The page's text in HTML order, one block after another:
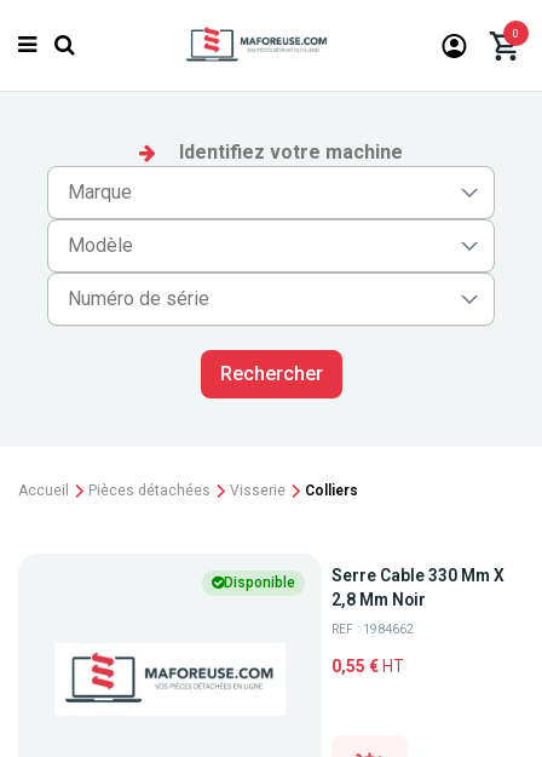
0
Identifiez votre machine
Rechercher
Accueil Pièces détachées Visserie Colliers
Disponible
Serre Cable 330 Mm X
2,8 Mm Noir
REF : 1984662
0,55 € HT